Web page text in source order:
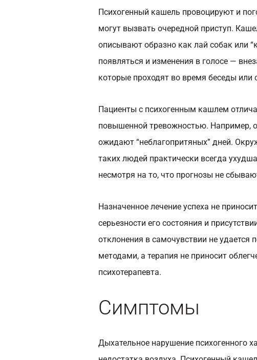
Психогенный кашель провоцируют и
могут вызвать очередной приступ.
описывают образно как лай собак или
появляться и изменения в голосе —
которые проходят во время беседы или
Пациенты с психогенным кашлем
повышенной тревожностью. Например,
ожидают “неблагопритяных” дней.
таких людей практически всегда
несмотря на то, что прогнозы не
Назначенное лечение успеха не
серьезности его состояния и
отклонения в самочувствии не
методами, а терапия не приносит
психотерапевта.
Симптомы
Дыхательное нарушение психогенного